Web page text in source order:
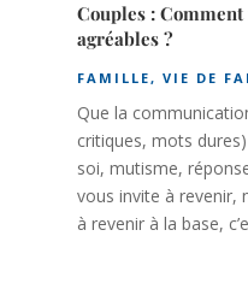
Couples :
agréables ?
FAMILLE, VIE DE
Que la
critiques, mots
soi, mutisme,
vous invite à revenir,
à revenir à la base,